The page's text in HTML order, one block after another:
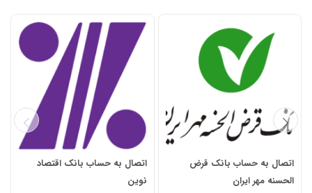
علامت‌گذاری شده‌اند
امتیاز شما*
دیدگاه شما*
اتصال به حساب بانک قرض
الحسنه مهر ایران
اتصال به حساب بانک اقتصاد
نوین